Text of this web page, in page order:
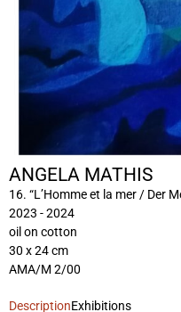
ANGELA MATHIS
16. “L’Homme et la mer / Der
2023 - 2024
oil on cotton
30 x 24 cm
AMA/M 2/00
DescriptionExhibitions